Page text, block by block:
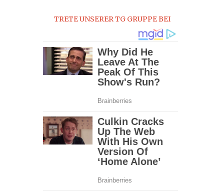
TRETE UNSERER TG GRUPPE BEI